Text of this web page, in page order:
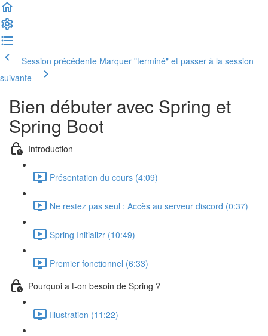
Session précédente Marquer "terminé" et passer à la session
suivante
Bien débuter avec Spring et
Spring Boot
Introduction
Présentation du cours (4:09)
Ne restez pas seul : Accès au serveur discord (0:37)
Spring Initializr (10:49)
Premier fonctionnel (6:33)
Pourquoi a t-on besoin de Spring ?
Illustration (11:22)